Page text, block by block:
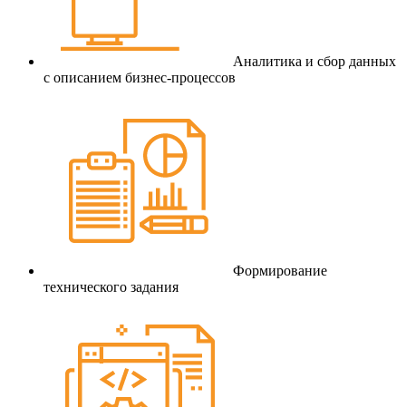
Аналитика и сбор данных
с описанием бизнес-процессов
Формирование
технического задания